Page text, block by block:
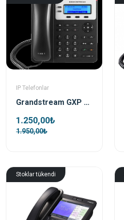
IP Telefonlar
Grandstream GXP 1625 Ip Telefon Poe Destekli
1.250,00₺
1.950,00₺
Stoklar tükendi